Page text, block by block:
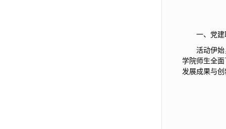
一、党
活动伊
学院师生全
发展成果与